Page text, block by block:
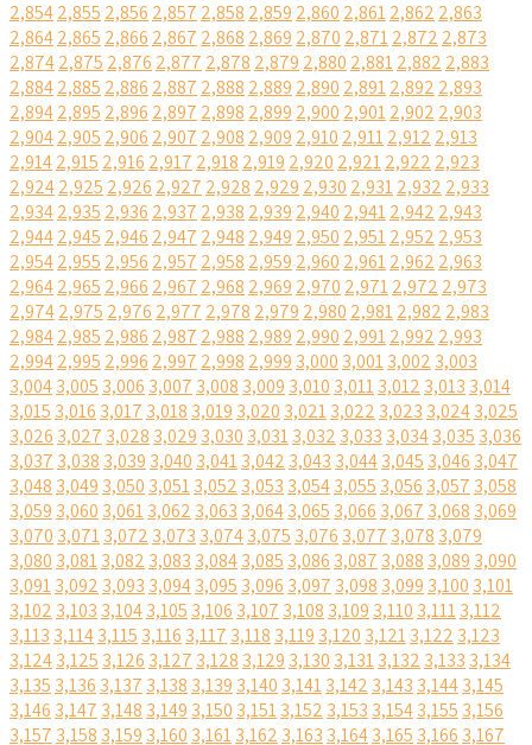
2,8542,855 2,856 2,857 2,858 2,859 2,860 2,8612,862 2,863
2,8642,865 2,866 2,867 2,868 2,869 2,870 2,8712,872 2,873
2,8742,875 2,876 2,877 2,878 2,879 2,880 2,8812,882 2,883
2,8842,885 2,886 2,887 2,888 2,889 2,890 2,8912,892 2,893
2,8942,895 2,896 2,897 2,898 2,899 2,900 2,9012,902 2,903
2,9042,905 2,906 2,907 2,908 2,909 2,910 2,9112,912 2,913
2,9142,915 2,916 2,917 2,918 2,919 2,920 2,9212,922 2,923
2,9242,925 2,926 2,927 2,928 2,929 2,930 2,9312,932 2,933
2,9342,935 2,936 2,937 2,938 2,939 2,940 2,9412,942 2,943
2,9442,945 2,946 2,947 2,948 2,949 2,950 2,9512,952 2,953
2,9542,955 2,956 2,957 2,958 2,959 2,960 2,9612,962 2,963
2,9642,965 2,966 2,967 2,968 2,969 2,970 2,9712,972 2,973
2,9742,975 2,976 2,977 2,978 2,979 2,980 2,9812,982 2,983
2,9842,985 2,986 2,987 2,988 2,989 2,990 2,9912,992 2,993
2,9942,995 2,996 2,997 2,998 2,999 3,000 3,0013,002 3,003
3,0043,005 3,006 3,007 3,008 3,009 3,010 3,0113,012 3,013 3,014
3,015 3,016 3,017 3,018 3,019 3,020 3,0213,022 3,023 3,0243,025
3,026 3,027 3,028 3,029 3,030 3,0313,032 3,033 3,0343,035 3,036
3,037 3,038 3,039 3,040 3,0413,042 3,043 3,0443,045 3,046 3,047
3,048 3,049 3,050 3,0513,052 3,053 3,0543,055 3,056 3,057 3,058
3,059 3,060 3,0613,062 3,063 3,0643,065 3,066 3,067 3,068 3,069
3,070 3,0713,072 3,073 3,0743,075 3,076 3,077 3,078 3,079
3,080 3,0813,082 3,083 3,0843,085 3,086 3,087 3,088 3,089 3,090
3,0913,092 3,093 3,0943,095 3,096 3,097 3,098 3,099 3,100 3,101
3,102 3,103 3,1043,105 3,106 3,107 3,108 3,109 3,110 3,1113,112
3,113 3,1143,115 3,116 3,117 3,118 3,119 3,120 3,1213,122 3,123
3,1243,125 3,126 3,127 3,128 3,129 3,130 3,1313,132 3,133 3,134
3,135 3,136 3,137 3,138 3,139 3,140 3,1413,142 3,143 3,1443,145
3,146 3,147 3,148 3,149 3,150 3,1513,152 3,153 3,1543,155 3,156
3,157 3,158 3,159 3,160 3,1613,162 3,163 3,1643,165 3,166 3,167